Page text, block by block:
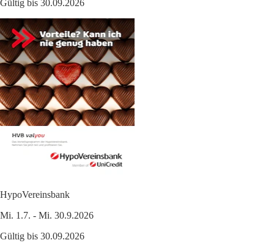
Gültig bis 30.09.2026
HypoVereinsbank
Mi. 1.7. - Mi. 30.9.2026
Gültig bis 30.09.2026